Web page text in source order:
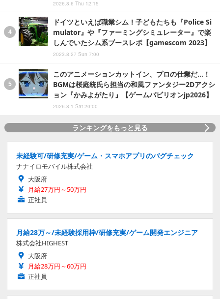
2026.8.6 Thu 12:15
ドイツといえば職業シム！子どもたちも『Police Si
mulator』や『ファーミングシミュレーター』で楽
しんでいたシム系ブースレポ【gamescom 2023】
2023.8.27 Sun 7:00
このアニメーションカットイン、プロの仕業だ…！
BGMは桜庭統氏ら担当の和風ファンタジー2Dアクシ
ョン『かみよがたり』【ゲームパビリオンjp2026】
2026.8.1 Sat 20:00
ランキングをもっと見る
未経験可/研修充実/ゲーム・スマホアプリのバグチェック
ナナイロモバイル株式会社
大阪府
月給27万円～50万円
正社員
月給28万～/未経験採用枠/研修充実/ゲーム開発エンジニア
株式会社HIGHEST
大阪府
月給28万円～60万円
正社員